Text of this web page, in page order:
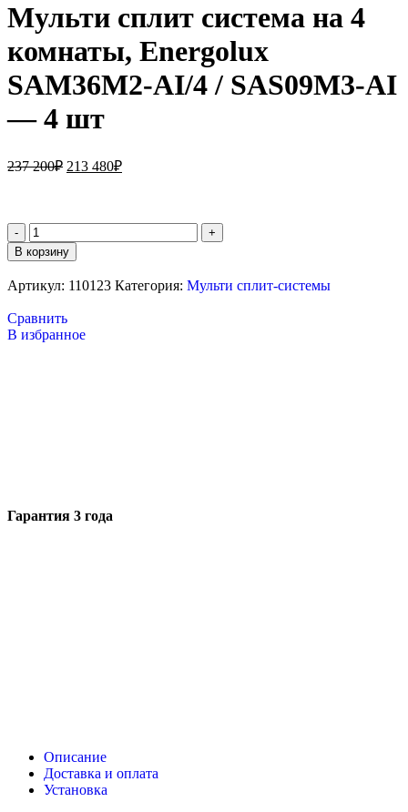
Мульти сплит система на 4
комнаты, Energolux
SAM36M2-AI/4 / SAS09M3-AI
— 4 шт
237 200₽ 213 480₽
В корзину
Артикул: 110123 Категория: Мульти сплит-системы
Сравнить
В избранное
Гарантия 3 года
Описание
Доставка и оплата
Установка